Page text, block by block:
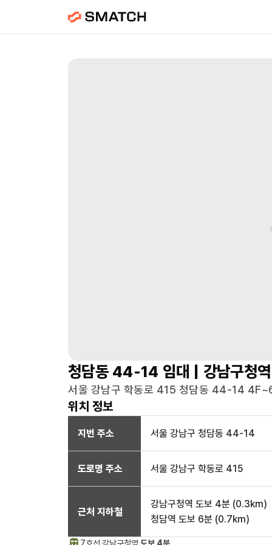
청담동 44-14 임대 | 강남구청역
서울 강남구 학동로 415 청담동 44-14
위치 정보
지번 주소 서울 강남구 청담동 44-14
도로명 주소 서울 강남구 학동로 415
근처 지하철
강남구청역 도보 4분 (0.3km)
청담역 도보 6분 (0.7km)